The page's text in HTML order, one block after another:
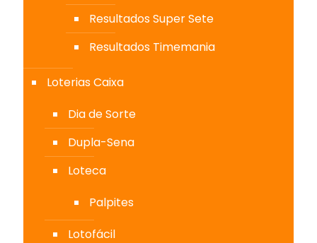
Resultados Super Sete
Resultados Timemania
Loterias Caixa
Dia de Sorte
Dupla-Sena
Loteca
Palpites
Lotofácil